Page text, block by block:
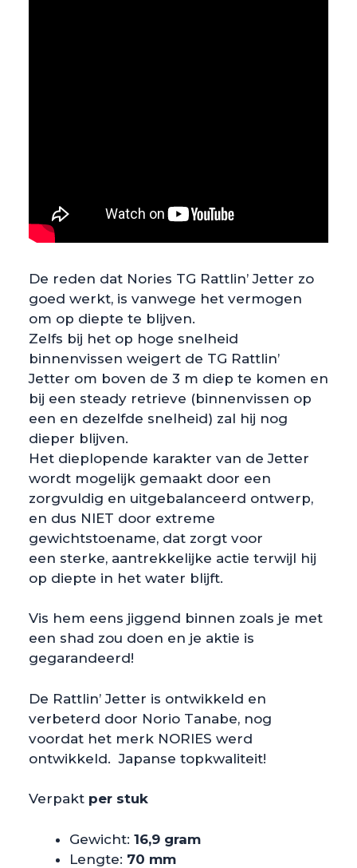
De reden dat Nories TG Rattlin’ Jetter zo
goed werkt, is vanwege het vermogen
om op diepte te blijven.
Zelfs bij het op hoge snelheid
binnenvissen weigert de TG Rattlin’
Jetter om boven de 3 m diep te komen en
bij een steady retrieve (binnenvissen op
een en dezelfde snelheid) zal hij nog
dieper blijven.
Het dieplopende karakter van de Jetter
wordt mogelijk gemaakt door een
zorgvuldig en uitgebalanceerd ontwerp,
en dus NIET door extreme
gewichtstoename, dat zorgt voor
een sterke, aantrekkelijke actie terwijl hij
op diepte in het water blijft.
Vis hem eens jiggend binnen zoals je met
een shad zou doen en je aktie is
gegarandeerd!
De Rattlin’ Jetter is ontwikkeld en
verbeterd door Norio Tanabe, nog
voordat het merk NORIES werd
ontwikkeld. Japanse topkwaliteit!
Verpakt per stuk
Gewicht: 16,9 gram
Lengte: 70 mm